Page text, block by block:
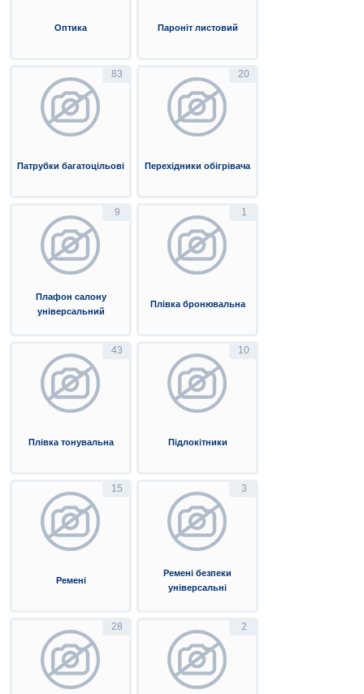
Оптика Пароніт листовий
83
Патрубки багатоцільові
20
Перехідники обігрівача
9
Плафон салону
універсальний
1
Плівка бронювальна
43
Плівка тонувальна
10
Підлокітники
15
Ремені
3
Ремені безпеки
універсальні
28 2